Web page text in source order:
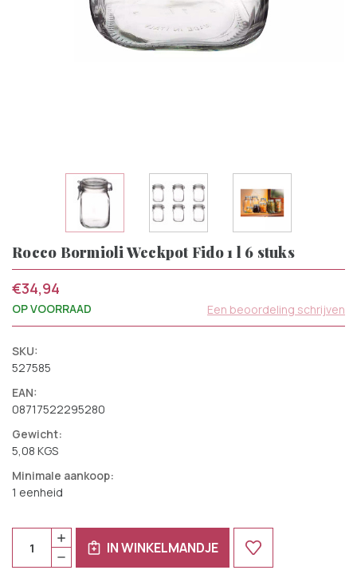
Rocco Bormioli Weckpot Fido 1 l 6 stuks
€34,94
OP VOORRAAD Een beoordeling schrijven
SKU:
527585
EAN:
08717522295280
Gewicht:
5,08 KGS
Minimale aankoop:
1 eenheid
Huidige
Voorraad:
HOEVEELHEID
VERLAGEN
HOEVEELHEID
VERHOGEN
VAN
ROCCO
IN WINKELMANDJE